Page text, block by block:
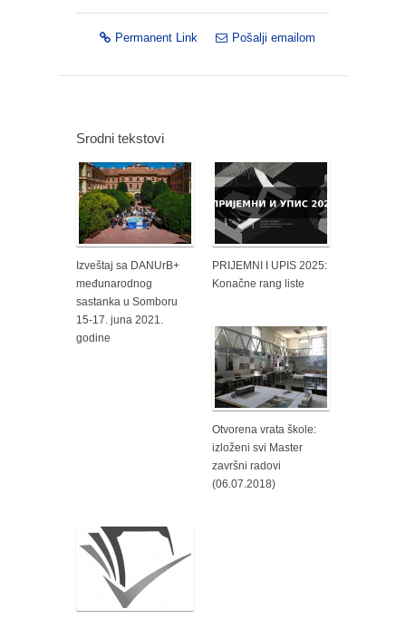
Permanent Link Pošalji emailom
Srodni tekstovi
Izveštaj sa DANUrB+
međunarodnog
sastanka u Somboru
15-17. juna 2021.
godine
PRIJEMNI I UPIS 2025:
Konačne rang liste
Otvorena vrata škole:
izloženi svi Master
završni radovi
(06.07.2018)